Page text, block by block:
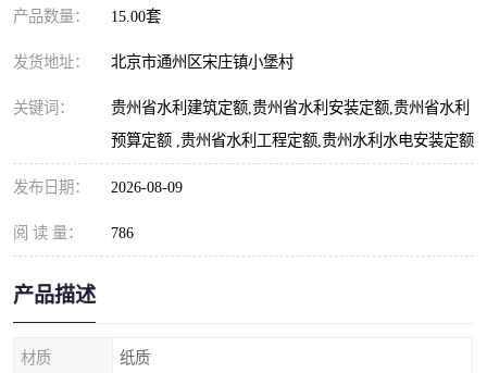
产品数量： 15.00套
发货地址： 北京市通州区宋庄镇小堡村
关键词：
贵州省水利建筑定额,贵州省水利安装定额,贵州省水利
预算定额 ,贵州省水利工程定额,贵州水利水电安装定额
发布日期： 2026-08-09
阅 读 量： 786
产品描述
材质 纸质
煤炭建设工程预算定额 钢铁检修工程预算定额
黄金矿山工程预算定额 冶金工业矿山建设工程预
冶金工业建设工程预算定
额
电子工程概预算定额 有色工程预算定额
内河航运工程概预算定额
疏浚工程预算定额